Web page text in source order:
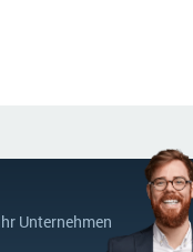
Unternehmen